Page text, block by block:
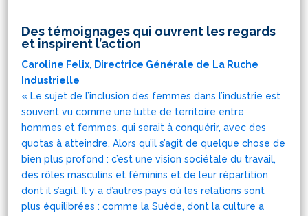
Des témoignages qui ouvrent les regards
et inspirent l’action
Caroline Felix, Directrice Générale de La Ruche
Industrielle
« Le sujet de l’inclusion des femmes dans l’industrie est
souvent vu comme une lutte de territoire entre
hommes et femmes, qui serait à conquérir, avec des
quotas à atteindre. Alors qu’il s’agit de quelque chose de
bien plus profond : c’est une vision sociétale du travail,
des rôles masculins et féminins et de leur répartition
dont il s’agit. Il y a d’autres pays où les relations sont
plus équilibrées : comme la Suède, dont la culture a